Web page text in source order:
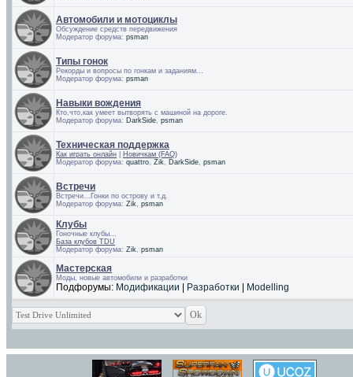
Автомобили и мотоциклы
Обсуждение средств передвижения
Модератор форума: psman
Типы гонок
Рекорды и вопросы по гонкам и заданиям...
Модератор форума: psman
Навыки вождения
Кто,что,как умеет вытворять с машиной на дороге.
Модератор форума: DarkSide, psman
Техническая поддержка
Как играть онлайн
Новичкам (FAQ)
Модератор форума: quattro, Zik, DarkSide, psman
Встречи
Встречи...Гонки по острову и т.д.
Модератор форума: Zik, psman
Клубы
Гоночные клубы...
База клубов TDU
Модератор форума: Zik, psman
Мастерская
Моды, новые автомобили и разработки
Подфорумы: Модификации Разработки Modelling